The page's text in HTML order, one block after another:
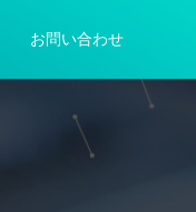
お問い合わせ